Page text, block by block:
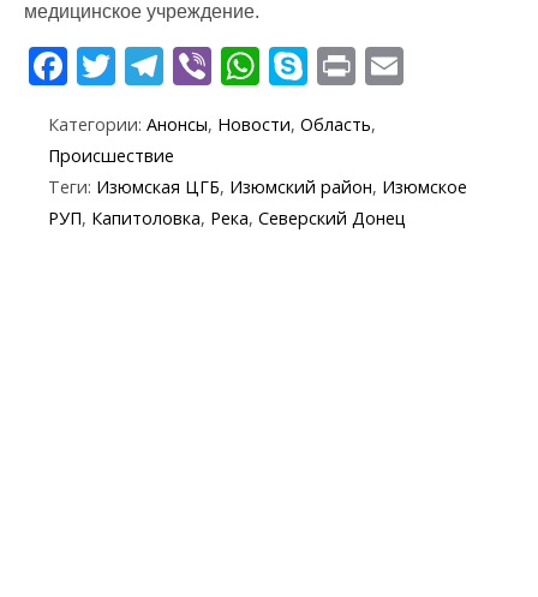
медицинское учреждение.
F
e
b
o
T
itt
er
T
e
gr
a
Vi
er
W
at
s
A
S
k
y
p
e
Pr
t
l
Категории: Анонсы, Новости, Область,
Происшествие
Теги: Изюмская ЦГБ, Изюмский район, Изюмское
РУП, Капитоловка, Река, Северский Донец